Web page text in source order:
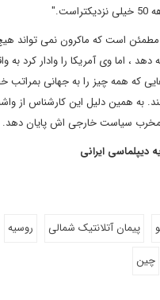
است که ماکرون نمی تواند
دهد ، اما وی آمریکا را وادار کرد به
که همه چیز را به جهانی بمراتب
به همین دلیل این کارشناس از
مخرب سیاست خارجی اش پایان دهد.
دیپلماسی ایرانی
پیمان آتلانتیک شمالی
روسیه
چین